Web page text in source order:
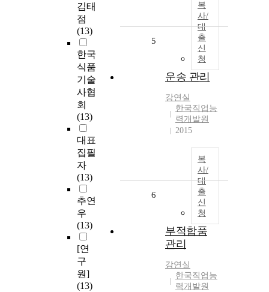
김태
점
(13)
한국
식품
기술
사협
회
(13)
대표
집필
자
(13)
추연
우
(13)
[연
구
원]
(13)
복
사/
대
출
신
청
5
운송 관리
강연실
한국직업능
력개발원
2015
복
사/
대
출
신
청
6
부적합품
관리
강연실
한국직업능
력개발원